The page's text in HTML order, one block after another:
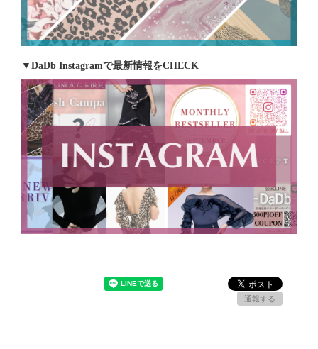
▼DaDb Instagramで最新情報をCHECK
通報する